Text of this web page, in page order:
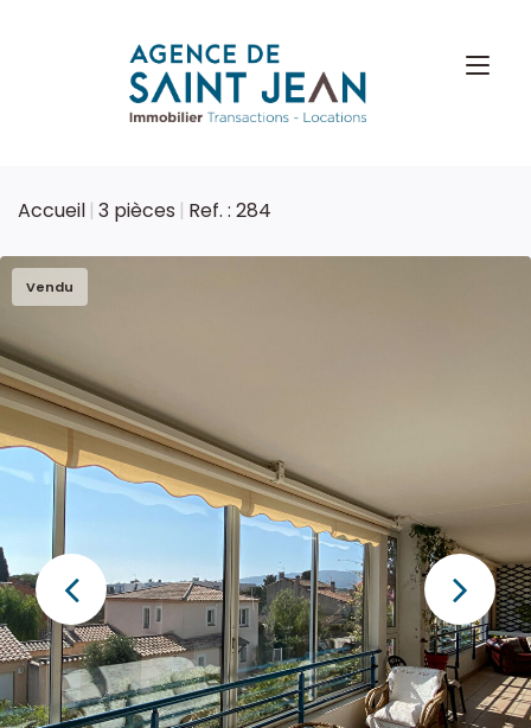
Accueil 3 pièces Ref. : 284
Vendu